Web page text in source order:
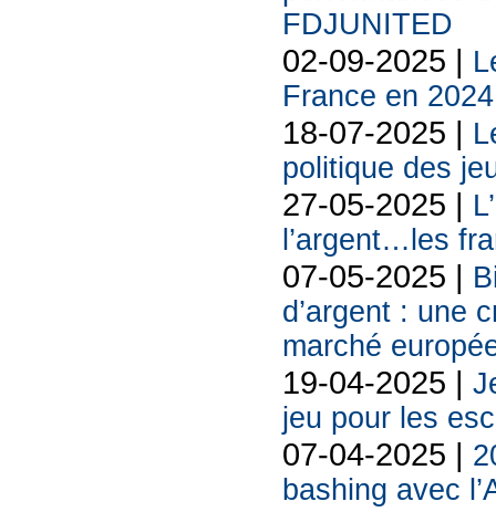
FDJUNITED
02-09-2025 |
France en 2024
18-07-2025 |
politique des
27-05-2025 |
l’argent…les
07-05-2025 |
d’argent : une
marché
19-04-2025 |
jeu pour les
07-04-2025 |
bashing avec